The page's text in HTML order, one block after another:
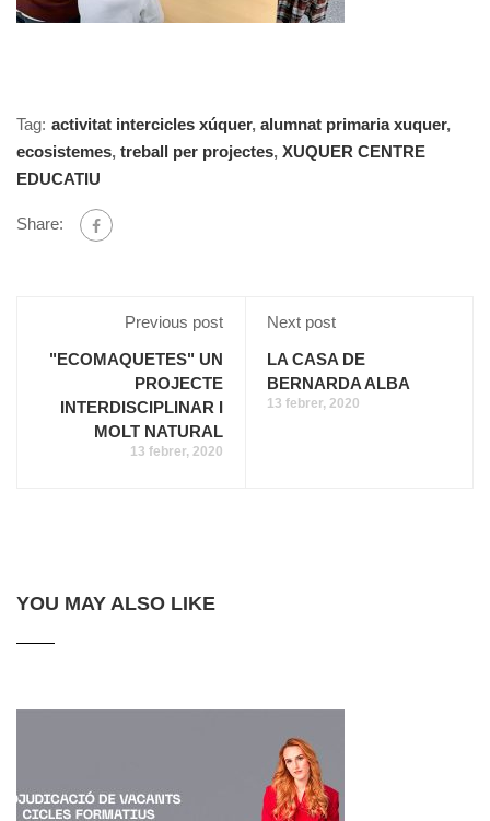
Tag: activitat intercicles xúquer, alumnat primaria xuquer,
ecosistemes, treball per projectes, XUQUER CENTRE
EDUCATIU
Share:
Previous post
"ECOMAQUETES" UN
PROJECTE
INTERDISCIPLINAR I
MOLT NATURAL
13 febrer, 2020
Next post
LA CASA DE
BERNARDA ALBA
13 febrer, 2020
YOU MAY ALSO LIKE